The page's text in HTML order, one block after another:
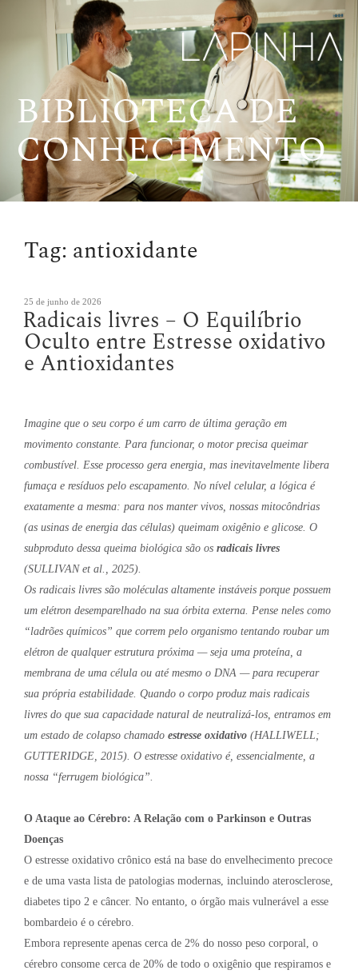
BIBLIOTECA DE
CONHECIMENTO
Tag: antioxidante
Publicado
em
25 de junho de 2026
Radicais livres – O Equilíbrio
Oculto entre Estresse oxidativo
e Antioxidantes
Imagine que o seu corpo é um carro de última geração em
movimento constante. Para funcionar, o motor precisa queimar
combustível. Esse processo gera energia, mas inevitavelmente libera
fumaça e resíduos pelo escapamento. No nível celular, a lógica é
exatamente a mesma: para nos manter vivos, nossas mitocôndrias
(as usinas de energia das células) queimam oxigênio e glicose. O
subproduto dessa queima biológica são os radicais livres
(SULLIVAN et al., 2025).
Os radicais livres são moléculas altamente instáveis porque possuem
um elétron desemparelhado na sua órbita externa. Pense neles como
“ladrões químicos” que correm pelo organismo tentando roubar um
elétron de qualquer estrutura próxima — seja uma proteína, a
membrana de uma célula ou até mesmo o DNA — para recuperar
sua própria estabilidade. Quando o corpo produz mais radicais
livres do que sua capacidade natural de neutralizá-los, entramos em
um estado de colapso chamado estresse oxidativo (HALLIWELL;
GUTTERIDGE, 2015). O estresse oxidativo é, essencialmente, a
nossa “ferrugem biológica”.
O Ataque ao Cérebro: A Relação com o Parkinson e Outras
Doenças
O estresse oxidativo crônico está na base do envelhecimento precoce
e de uma vasta lista de patologias modernas, incluindo aterosclerose,
diabetes tipo 2 e câncer. No entanto, o órgão mais vulnerável a esse
bombardeio é o cérebro.
Embora represente apenas cerca de 2% do nosso peso corporal, o
cérebro consome cerca de 20% de todo o oxigênio que respiramos e